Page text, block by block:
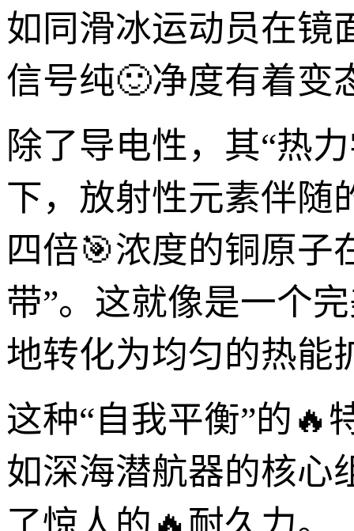
如同滑冰运动员在镜
信号纯🙂净度有着变
除了导电性，其“热
下，放射性元素伴随
四倍🎯浓度的铜原子
带”。这就像是一个
地转化为均匀的热能
这种“自我平衡”的
如深海潜航器的核